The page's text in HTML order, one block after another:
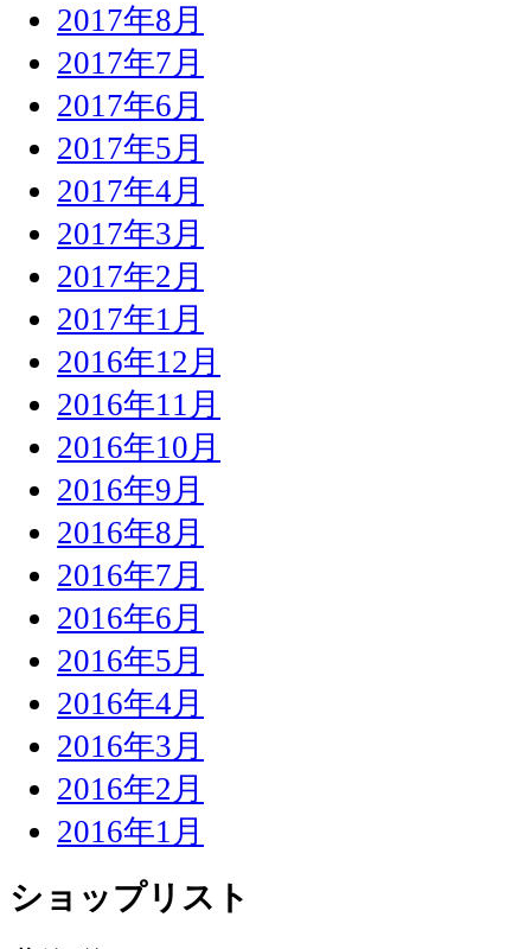
2017年8月
2017年7月
2017年6月
2017年5月
2017年4月
2017年3月
2017年2月
2017年1月
2016年12月
2016年11月
2016年10月
2016年9月
2016年8月
2016年7月
2016年6月
2016年5月
2016年4月
2016年3月
2016年2月
2016年1月
ショップリスト